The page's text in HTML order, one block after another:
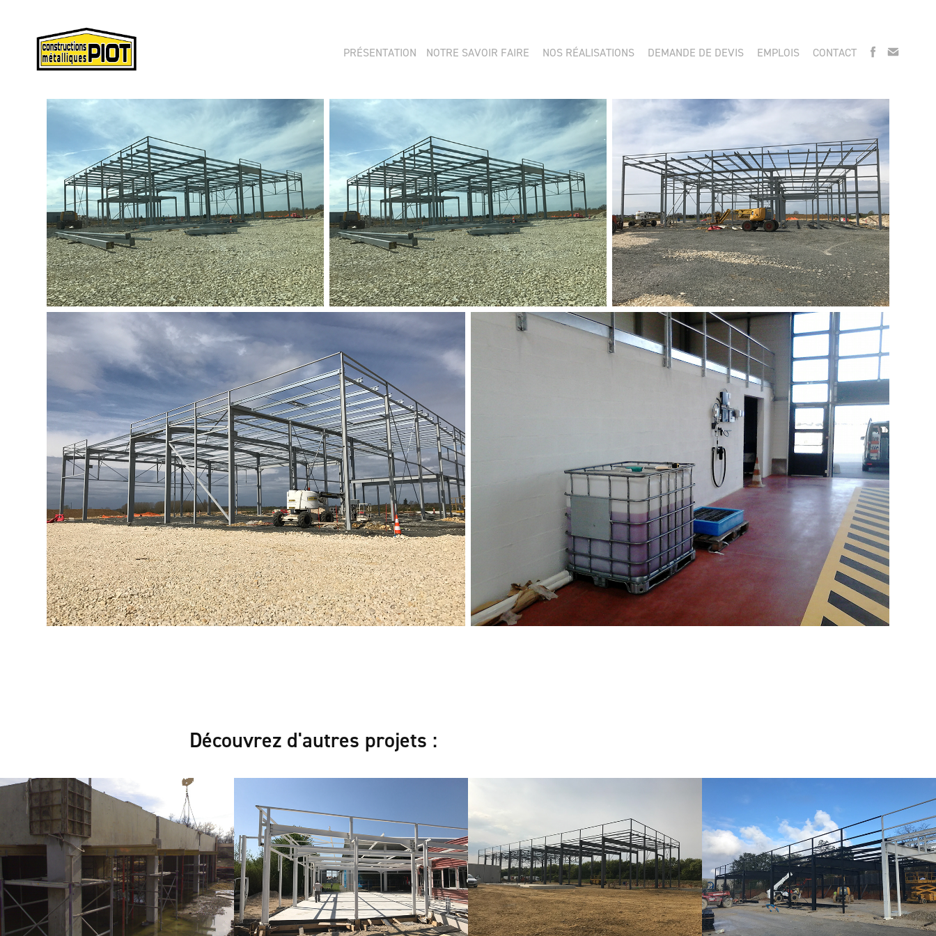
PRÉSENTATION NOTRE SAVOIR FAIRE NOS RÉALISATIONS DEMANDE DE DEVIS EMPLOIS CONTACT
Découvrez d'autres projets :
Altep
2022
Lycée Beaugency
2022
Coop Bio Comb La
Ville
2020
Centre Auto Rivière
2020